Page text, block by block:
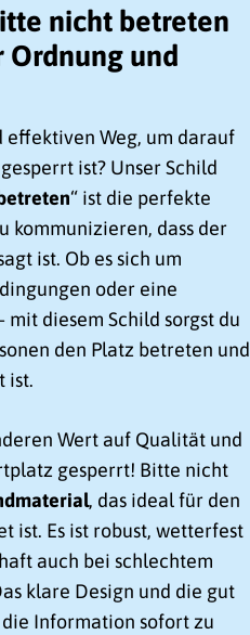
nicht betreten
Ordnung und
effektiven Weg, um darauf
gesperrt ist? Unser Schild
“ ist die perfekte
kommunizieren, dass der
ist. Ob es sich um
oder eine
diesem Schild sorgst du
den Platz betreten und
ist.
Wert auf Qualität und
gesperrt! Bitte nicht
, das ideal für den
ist. Es ist robust, wetterfest
auch bei schlechtem
klare Design und die gut
Information sofort zu